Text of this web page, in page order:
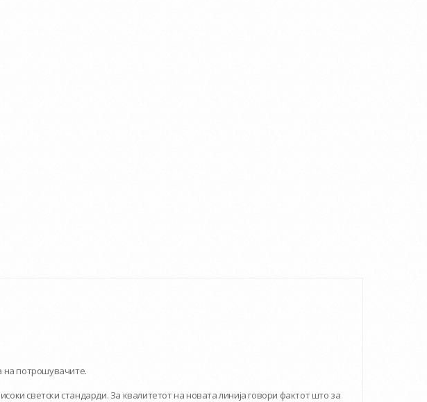
на потрошувачите.
светски стандарди. За квалитетот на новата линија говори фактот што за